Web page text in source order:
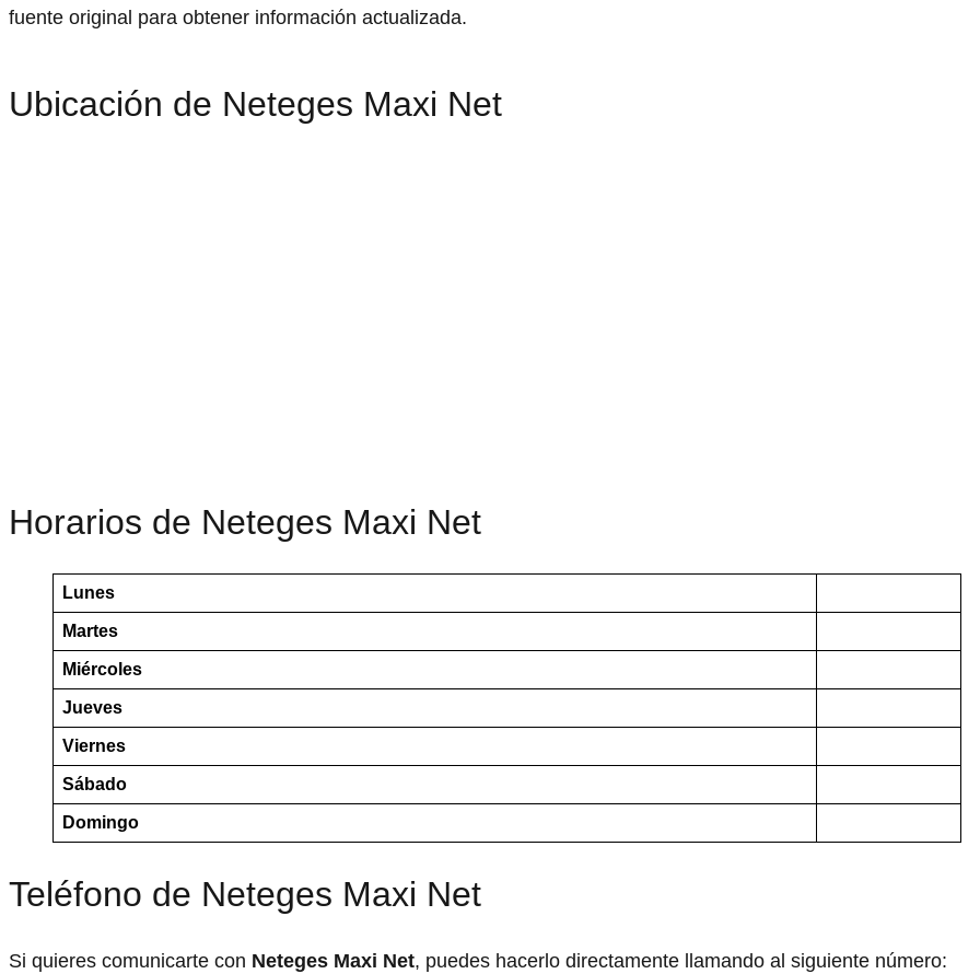
fuente original para obtener información actualizada.
Ubicación de Neteges Maxi Net
Horarios de Neteges Maxi Net
Lunes
Martes
Miércoles
Jueves
Viernes
Sábado
Domingo
Teléfono de Neteges Maxi Net
Si quieres comunicarte con Neteges Maxi Net, puedes hacerlo directamente llamando al siguiente número: